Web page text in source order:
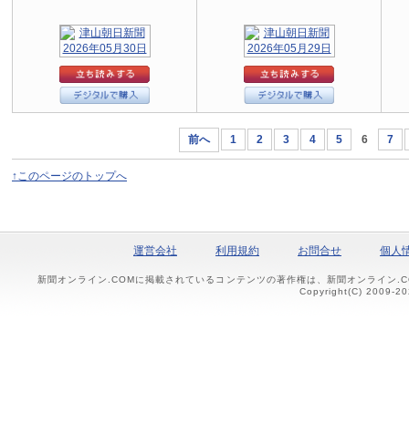
前へ 1 2 3 4 5 6 7
↑このページのトップへ
運営会社 利用規約 お問合せ 個人
新聞オンライン.COMに掲載されているコンテンツの著作権は、新聞オンライン
Copyright(C) 2009-